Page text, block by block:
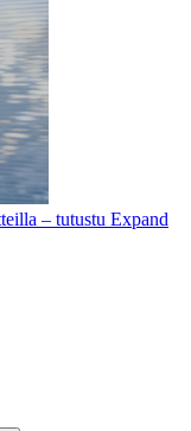
– tutustu Expand